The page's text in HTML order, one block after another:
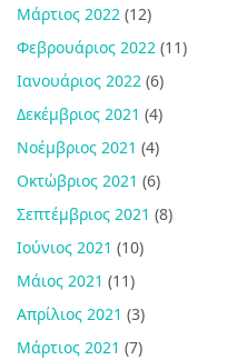
Μάρτιος 2022 (12)
Φεβρουάριος 2022 (11)
Ιανουάριος 2022 (6)
Δεκέμβριος 2021 (4)
Νοέμβριος 2021 (4)
Οκτώβριος 2021 (6)
Σεπτέμβριος 2021 (8)
Ιούνιος 2021 (10)
Μάιος 2021 (11)
Απρίλιος 2021 (3)
Μάρτιος 2021 (7)